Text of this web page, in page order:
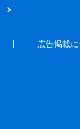
広告掲載